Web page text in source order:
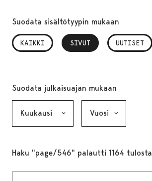
Suodata sisältötyypin mukaan
KAIKKI SIVUT
, VALITTU UUTISET
Suodata julkaisuajan mukaan
Haku "page/546" palautti 1164 tulosta